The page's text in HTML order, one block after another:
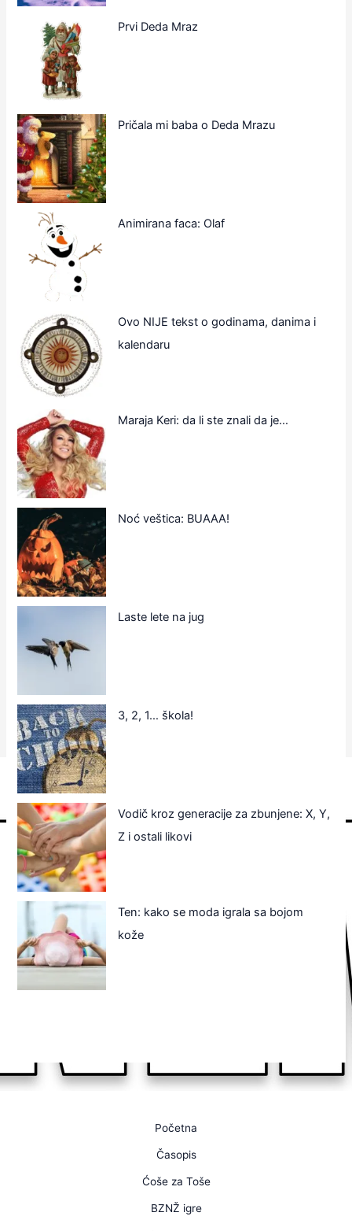
Prvi Deda Mraz
Pričala mi baba o Deda Mrazu
Animirana faca: Olaf
Ovo NIJE tekst o godinama, danima i
kalendaru
Maraja Keri: da li ste znali da je…
Noć veštica: BUAAA!
Laste lete na jug
3, 2, 1… škola!
Vodič kroz generacije za zbunjene: X, Y,
Z i ostali likovi
Ten: kako se moda igrala sa bojom
kože
Početna
Časopis
Ćoše za Toše
BZNŽ igre